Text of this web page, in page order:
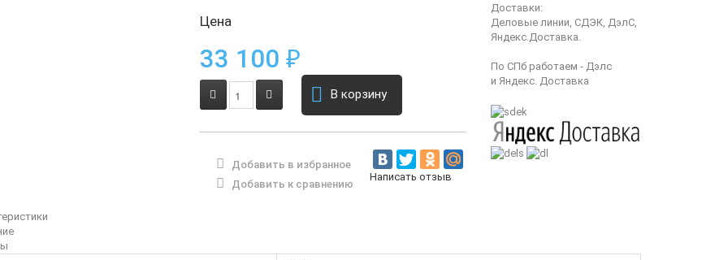
Цена
33 100 ₽
В корзину
Добавить в избранное
Добавить к сравнению
Написать отзыв
Доставки:
Деловые линии, СДЭК, ДэлС,
Яндекс.Доставка.
По СПб работаем - Дэлс
и Яндекс. Доставка